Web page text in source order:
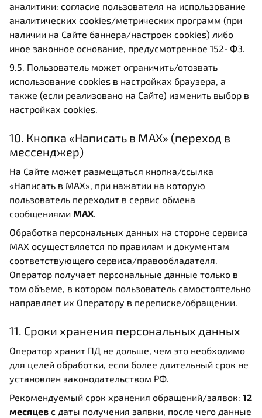
аналитики: согласие пользователя на использование
аналитических cookies/метрических программ (при
наличии на Сайте баннера/настроек cookies) либо
иное законное основание, предусмотренное 152‑ФЗ.
9.5. Пользователь может ограничить/отозвать
использование cookies в настройках браузера, а
также (если реализовано на Сайте) изменить выбор в
настройках cookies.
10. Кнопка «Написать в MAX» (переход в
мессенджер)
На Сайте может размещаться кнопка/ссылка
«Написать в MAX», при нажатии на которую
пользователь переходит в сервис обмена
сообщениями MAX.
Обработка персональных данных на стороне сервиса
MAX осуществляется по правилам и документам
соответствующего сервиса/правообладателя.
Оператор получает персональные данные только в
том объеме, в котором пользователь самостоятельно
направляет их Оператору в переписке/обращении.
11. Сроки хранения персональных данных
Оператор хранит ПД не дольше, чем это необходимо
для целей обработки, если более длительный срок не
установлен законодательством РФ.
Рекомендуемый срок хранения обращений/заявок: 12
месяцев с даты получения заявки, после чего данные